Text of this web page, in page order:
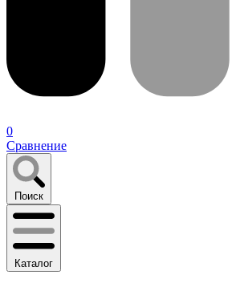
0
Сравнение
Поиск
Каталог